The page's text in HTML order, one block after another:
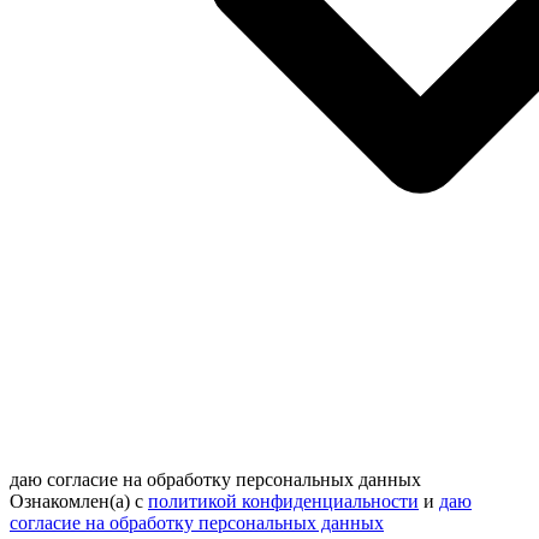
даю согласие на обработку персональных данных
Ознакомлен(а) с политикой конфиденциальности и даю
согласие на обработку персональных данных